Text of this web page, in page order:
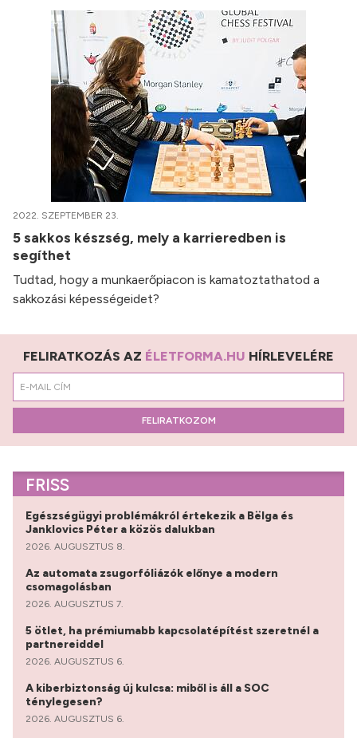
2022. SZEPTEMBER 23.
5 sakkos készség, mely a karrieredben is
segíthet
Tudtad, hogy a munkaerőpiacon is kamatoztathatod a
sakkozási képességeidet?
FELIRATKOZÁS AZ ÉLETFORMA.HU HÍRLEVELÉRE
FELIRATKOZOM
FRISS
Egészségügyi problémákról értekezik a Bëlga és
Janklovics Péter a közös dalukban
2026. AUGUSZTUS 8.
Az automata zsugorfóliázók előnye a modern
csomagolásban
2026. AUGUSZTUS 7.
5 ötlet, ha prémiumabb kapcsolatépítést szeretnél a
partnereiddel
2026. AUGUSZTUS 6.
A kiberbiztonság új kulcsa: miből is áll a SOC
ténylegesen?
2026. AUGUSZTUS 6.